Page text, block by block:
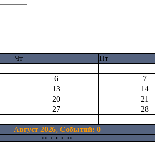
Чт Пт
6 7
13 14
20 21
27 28
Август 2026, Cобытий: 0
<< < • > >>